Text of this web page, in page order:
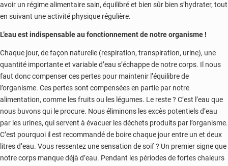
avoir un régime alimentaire sain, équilibré et bien sûr bien s’hydrater, tout
en suivant une activité physique régulière.
L’eau est indispensable au fonctionnement de notre organisme !
Chaque jour, de façon naturelle (respiration, transpiration, urine), une
quantité importante et variable d’eau s’échappe de notre corps. Il nous
faut donc compenser ces pertes pour maintenir l’équilibre de
l’organisme. Ces pertes sont compensées en partie par notre
alimentation, comme les fruits ou les légumes. Le reste ? C’est l’eau que
nous buvons qui le procure. Nous éliminons les excès potentiels d’eau
par les urines, qui servent à évacuer les déchets produits par l’organisme.
C’est pourquoi il est recommandé de boire chaque jour entre un et deux
litres d’eau. Vous ressentez une sensation de soif ? Un premier signe que
notre corps manque déjà d’eau. Pendant les périodes de fortes chaleurs